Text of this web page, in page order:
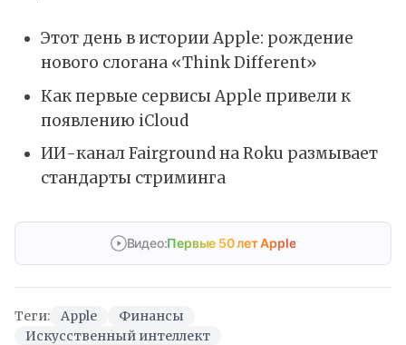
Этот день в истории Apple: рождение
нового слогана «Think Different»
Как первые сервисы Apple привели к
появлению iCloud
ИИ-канал Fairground на Roku размывает
стандарты стриминга
Видео:Первые 50 лет Apple
Теги: Apple
Финансы
Искусственный интеллект